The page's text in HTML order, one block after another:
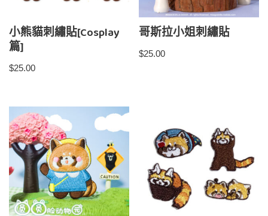
小熊貓刺繡貼[Cosplay
篇]
$25.00
哥斯拉小姐刺繡貼
$25.00